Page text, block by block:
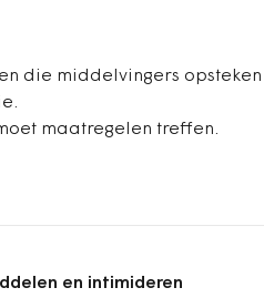
die middelvingers
maatregelen treffen.
en intimideren